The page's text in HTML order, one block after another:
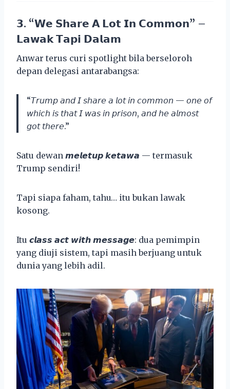
𝟯. “𝗪𝗲 𝗦𝗵𝗮𝗿𝗲 𝗔 𝗟𝗼𝘁 𝗜𝗻 𝗖𝗼𝗺𝗺𝗼𝗻” –
𝗟𝗮𝘄𝗮𝗸 𝗧𝗮𝗽𝗶 𝗗𝗮𝗹𝗮𝗺
Anwar terus curi spotlight bila berseloroh
depan delegasi antarabangsa:
“𝘛𝘳𝘶𝘮𝘱 𝘢𝘯𝘥 𝘐 𝘴𝘩𝘢𝘳𝘦 𝘢 𝘭𝘰𝘵 𝘪𝘯 𝘤𝘰𝘮𝘮𝘰𝘯 — 𝘰𝘯𝘦 𝘰𝘧
𝘸𝘩𝘪𝘤𝘩 𝘪𝘴 𝘵𝘩𝘢𝘵 𝘐 𝘸𝘢𝘴 𝘪𝘯 𝘱𝘳𝘪𝘴𝘰𝘯, 𝘢𝘯𝘥 𝘩𝘦 𝘢𝘭𝘮𝘰𝘴𝘵
𝘨𝘰𝘵 𝘵𝘩𝘦𝘳𝘦.”
Satu dewan 𝙢𝙚𝙡𝙚𝙩𝙪𝙥 𝙠𝙚𝙩𝙖𝙬𝙖 — termasuk
Trump sendiri!
Tapi siapa faham, tahu… itu bukan lawak
kosong.
Itu 𝙘𝙡𝙖𝙨𝙨 𝙖𝙘𝙩 𝙬𝙞𝙩𝙝 𝙢𝙚𝙨𝙨𝙖𝙜𝙚: dua pemimpin
yang diuji sistem, tapi masih berjuang untuk
dunia yang lebih adil.